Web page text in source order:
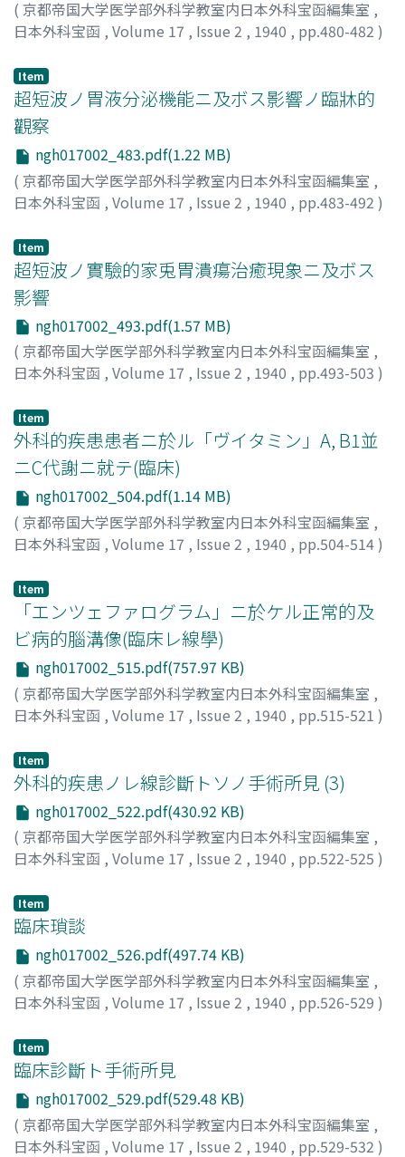
( 京都帝国大学医学部外科学教室内日本外科宝函編集室 ,
日本外科宝函 , Volume 17 , Issue 2 , 1940 , pp.480-482 )
Item
超短波ノ胃液分泌機能ニ及ボス影響ノ臨牀的
觀察
ngh017002_483.pdf(1.22 MB)
( 京都帝国大学医学部外科学教室内日本外科宝函編集室 ,
日本外科宝函 , Volume 17 , Issue 2 , 1940 , pp.483-492 )
Item
超短波ノ實驗的家兎胃潰瘍治癒現象ニ及ボス
影響
ngh017002_493.pdf(1.57 MB)
( 京都帝国大学医学部外科学教室内日本外科宝函編集室 ,
日本外科宝函 , Volume 17 , Issue 2 , 1940 , pp.493-503 )
Item
外科的疾患患者ニ於ル「ヴイタミン」A, B1並
ニC代謝ニ就テ(臨床)
ngh017002_504.pdf(1.14 MB)
( 京都帝国大学医学部外科学教室内日本外科宝函編集室 ,
日本外科宝函 , Volume 17 , Issue 2 , 1940 , pp.504-514)
Item
「エンツェファログラム」ニ於ケル正常的及
ビ病的腦溝像(臨床レ線學)
ngh017002_515.pdf(757.97 KB)
( 京都帝国大学医学部外科学教室内日本外科宝函編集室 ,
日本外科宝函 , Volume 17 , Issue 2 , 1940 , pp.515-521 )
Item
外科的疾患ノレ線診斷トソノ手術所見 (3)
ngh017002_522.pdf(430.92 KB)
( 京都帝国大学医学部外科学教室内日本外科宝函編集室 ,
日本外科宝函 , Volume 17 , Issue 2 , 1940 , pp.522-525 )
Item
臨床瑣談
ngh017002_526.pdf(497.74 KB)
( 京都帝国大学医学部外科学教室内日本外科宝函編集室 ,
日本外科宝函 , Volume 17 , Issue 2 , 1940 , pp.526-529 )
Item
臨床診斷ト手術所見
ngh017002_529.pdf(529.48 KB)
( 京都帝国大学医学部外科学教室内日本外科宝函編集室 ,
日本外科宝函 , Volume 17 , Issue 2 , 1940 , pp.529-532 )